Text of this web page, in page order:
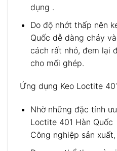
dụng .
Do độ nhớt thấp nên
Quốc dễ dàng chảy
cách rất nhỏ, đem lại
cho mối ghép.
Ứng dụng Keo Loctite
Nhờ những đặc tính
Loctite 401 Hàn
Công nghiệp sản